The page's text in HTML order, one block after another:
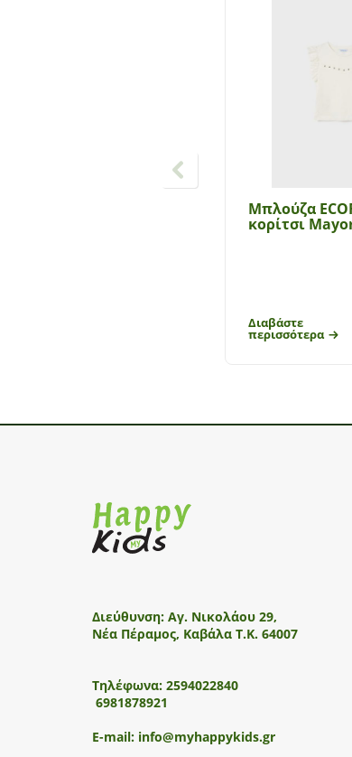
Μπλούζα
κορίτσι
Διαβάστε
περισσότερα
Διεύθυνση: Αγ. Νικολάου 29,
Νέα Πέραμος, Καβάλα Τ.Κ. 64007
Τηλέφωνα: 2594022840
6981878921
E-mail: info@myhappykids.gr